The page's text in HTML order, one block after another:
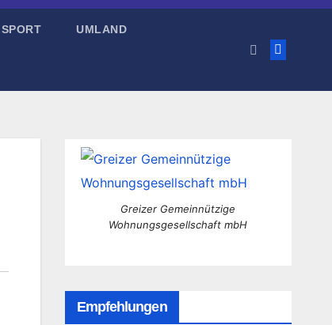
SPORT UMLAND
Greizer Gemeinnützige
Wohnungsgesellschaft mbH
Empfehlungen